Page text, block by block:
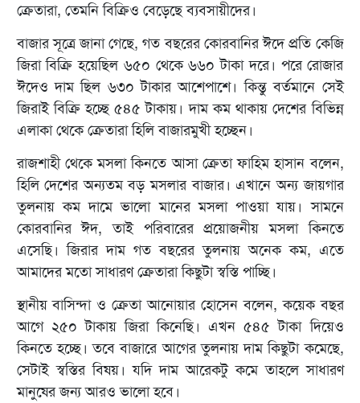
ক্রেতারা, তেমনি বিক্রিও বেড়েছে ব্যবসায়ীদের।
বাজার সূত্রে জানা গেছে, গত বছরের কোরবানির ঈদে প্রতি কেজি
জিরা বিক্রি হয়েছিল ৬৫০ থেকে ৬৬০ টাকা দরে। পরে রোজার
ঈদেও দাম ছিল ৬৩০ টাকার আশেপাশে। কিন্তু বর্তমানে সেই
জিরাই বিক্রি হচ্ছে ৫৪৫ টাকায়। দাম কম থাকায় দেশের বিভিন্ন
এলাকা থেকে ক্রেতারা হিলি বাজারমুখী হচ্ছেন।
রাজশাহী থেকে মসলা কিনতে আসা ক্রেতা ফাহিম হাসান বলেন,
হিলি দেশের অন্যতম বড় মসলার বাজার। এখানে অন্য জায়গার
তুলনায় কম দামে ভালো মানের মসলা পাওয়া যায়। সামনে
কোরবানির ঈদ, তাই পরিবারের প্রয়োজনীয় মসলা কিনতে
এসেছি। জিরার দাম গত বছরের তুলনায় অনেক কম, এতে
আমাদের মতো সাধারণ ক্রেতারা কিছুটা স্বস্তি পাচ্ছি।
স্থানীয় বাসিন্দা ও ক্রেতা আনোয়ার হোসেন বলেন, কয়েক বছর
আগে ২৫০ টাকায় জিরা কিনেছি। এখন ৫৪৫ টাকা দিয়েও
কিনতে হচ্ছে। তবে বাজারে আগের তুলনায় দাম কিছুটা কমেছে,
সেটাই স্বস্তির বিষয়। যদি দাম আরেকটু কমে তাহলে সাধারণ
মানুষের জন্য আরও ভালো হবে।